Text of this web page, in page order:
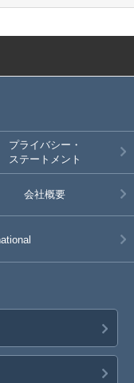
プライバシー・
ステートメント
会社概要